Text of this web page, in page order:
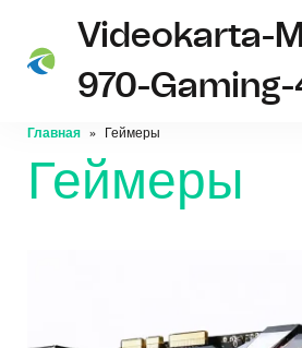
Videokarta-
970-
Главная Геймеры
Геймеры